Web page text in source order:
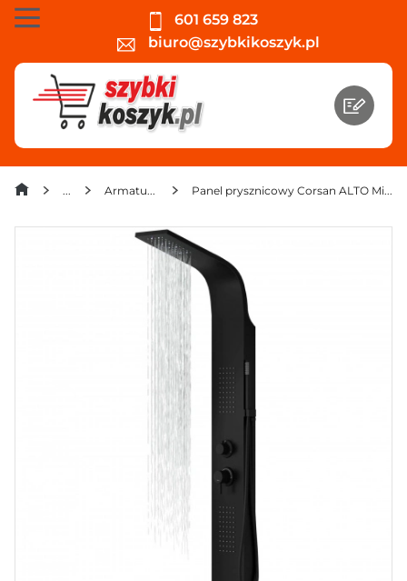
601 659 823
biuro@szybkikoszyk.pl
Armatura i hydraulika Panel prysznicowy Corsan ALTO Mieszacz Czarny Deszczownica LED